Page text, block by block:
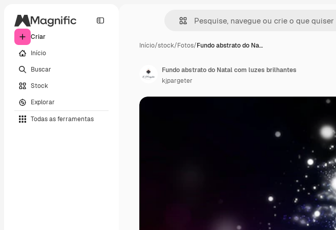
Criar
Início
Buscar
Stock
Explorar
Todas as ferramentas
Início/stock/Fotos/Fundo abstrato do Na…
Fundo abstrato do Natal com luzes brilhantes
kjpargeter